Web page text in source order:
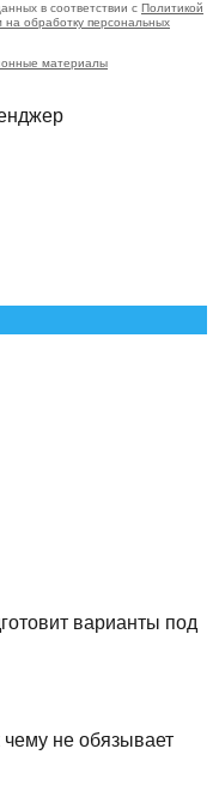
в соответствии с Политикой
на обработку персональных
материалы
варианты под
чему не обязывает